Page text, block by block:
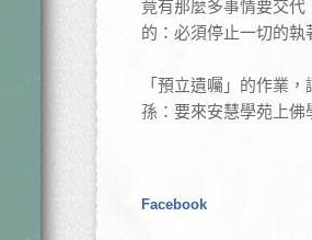
竟有那麼多事情要交
的：必須停止一切的執
「預立遺囑」的作業
孫：要來安慧學苑上
Facebook